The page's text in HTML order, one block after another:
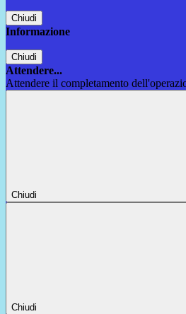
Chiudi
Informazione
Chiudi
Attendere...
Attendere il completamento
Chiudi
Chiudi